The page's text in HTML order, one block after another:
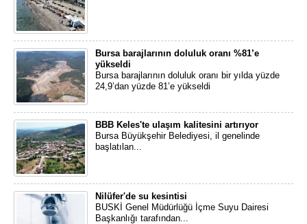
Bursa barajlarının doluluk oranı %81’e
yükseldi
Bursa barajlarının doluluk oranı bir yılda yüzde
24,9’dan yüzde 81’e yükseldi
BBB Keles'te ulaşım kalitesini artırıyor
Bursa Büyükşehir Belediyesi, il genelinde
başlatılan...
Nilüfer'de su kesintisi
BUSKİ Genel Müdürlüğü İçme Suyu Dairesi
Başkanlığı tarafından...